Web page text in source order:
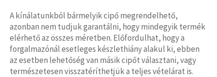
A kínálatunkból bármelyik cipő megrendelhető,
azonban nem tudjuk garantálni, hogy mindegyik termék
elérhető az összes méretben. Előfordulhat, hogy a
forgalmazónál esetleges készlethiány alakul ki, ebben
az esetben lehetőség van másik cipőt választani, vagy
természetesen visszatéríthetjük a teljes vételárat is.